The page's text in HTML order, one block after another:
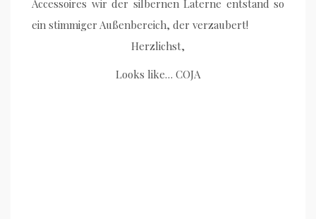
Accessoires wir der silbernen Laterne entstand so
ein stimmiger Außenbereich, der verzaubert!
Herzlichst,
Looks like… COJA